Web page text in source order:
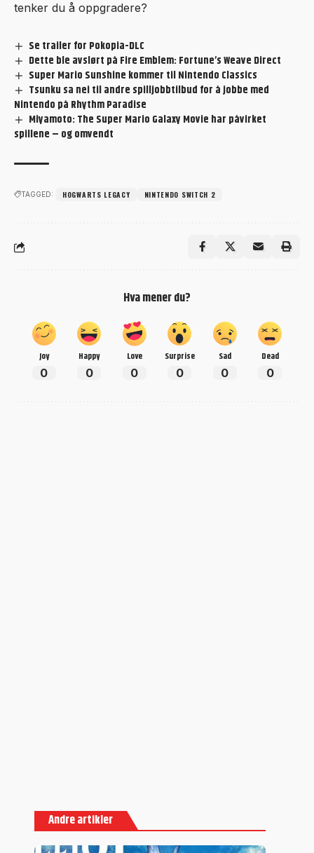
tenker du å oppgradere?
Se trailer for Pokopia-DLC
Dette ble avslørt på Fire Emblem: Fortune’s Weave Direct
Super Mario Sunshine kommer til Nintendo Classics
Tsunku sa nei til andre spilljobbtilbud for å jobbe med
Nintendo på Rhythm Paradise
Miyamoto: The Super Mario Galaxy Movie har påvirket
spillene – og omvendt
TAGGED: HOGWARTS LEGACY NINTENDO SWITCH 2
Hva mener du?
Joy
0
Happy
0
Love
0
Surprise
0
Sad
0
Dead
0
Andre artikler